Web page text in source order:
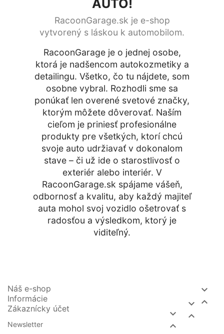
AUTO!
RacoonGarage.sk je e-shop
vytvorený s láskou k automobilom.
RacoonGarage je o jednej osobe,
ktorá je nadšencom autokozmetiky a
detailingu. Všetko, čo tu nájdete, som
osobne vybral. Rozhodli sme sa
ponúkať len overené svetové značky,
ktorým môžete dôverovať. Naším
cieľom je priniesť profesionálne
produkty pre všetkých, ktorí chcú
svoje auto udržiavať v dokonalom
stave – či už ide o starostlivosť o
exteriér alebo interiér. V
RacoonGarage.sk spájame vášeň,
odbornosť a kvalitu, aby každý majiteľ
auta mohol svoj vozidlo ošetrovať s
radosťou a výsledkom, ktorý je
viditeľný.
Náš e-shop


Informácie


Zákaznícky účet


Newsletter